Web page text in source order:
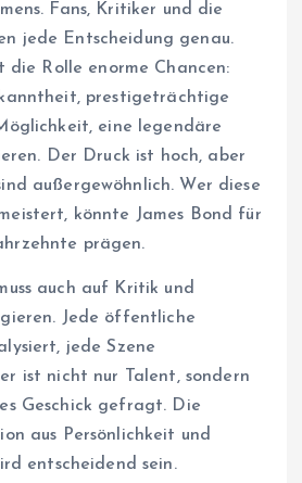
Fans, Kritiker und die
jede Entscheidung genau.
Rolle enorme Chancen:
prestigeträchtige
eine legendäre
Der Druck ist hoch, aber
außergewöhnlich. Wer diese
könnte James Bond für
prägen.
auch auf Kritik und
Jede öffentliche
jede Szene
ist nicht nur Talent, sondern
Geschick gefragt. Die
aus Persönlichkeit und
entscheidend sein.